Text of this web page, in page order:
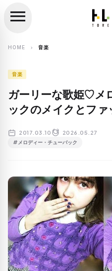
search
menu
HOME chevron_right 音楽
音楽
ガーリーな歌姫♡メ
ックのメイクとファ
2017.03.10 2026.05.27
#メロディー・チューバック